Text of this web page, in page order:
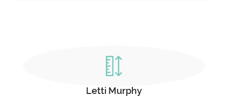
Letti Murphy